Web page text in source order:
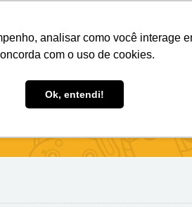
analisar como você interage
com o uso de cookies.
Ok, entendi!
Brindes Ecológicos